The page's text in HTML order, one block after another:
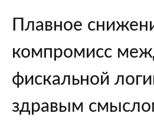
постепенно
Плавное
компромисс
фискальной
здравым